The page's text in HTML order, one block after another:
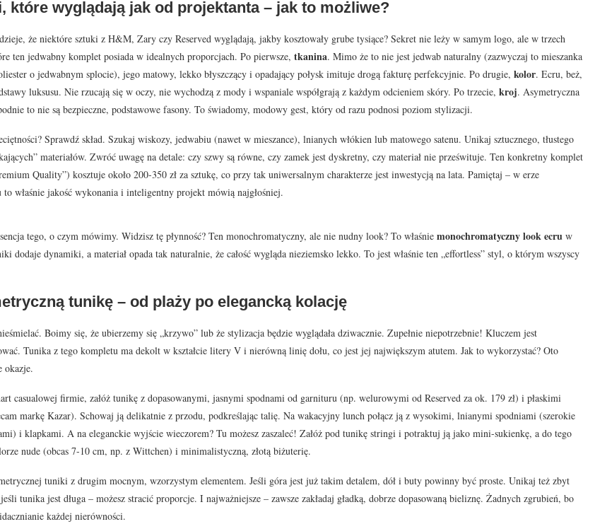
które wyglądają jak od projektanta – jak to możliwe?
że niektóre sztuki z H&M, Zary czy Reserved wyglądają, jakby kosztowały grube tysiące? Sekret nie leży w samym logo, ale w trzech
ten jedwabny komplet posiada w idealnych proporcjach. Po pierwsze, tkanina. Mimo że to nie jest jedwab naturalny (zazwyczaj to mieszanka
o jedwabnym splocie), jego matowy, lekko błyszczący i opadający połysk imituje drogą fakturę perfekcyjnie. Po drugie, kolor. Ecru, beż,
luksusu. Nie rzucają się w oczy, nie wychodzą z mody i wspaniale współgrają z każdym odcieniem skóry. Po trzecie, kroj. Asymetryczna
to nie są bezpieczne, podstawowe fasony. To świadomy, modowy gest, który od razu podnosi poziom stylizacji.
Sprawdź skład. Szukaj wiskozy, jedwabiu (nawet w mieszance), lnianych włókien lub matowego satenu. Unikaj sztucznego, tłustego
materiałów. Zwróć uwagę na detale: czy szwy są równe, czy zamek jest dyskretny, czy materiał nie prześwituje. Ten konkretny komplet
Quality”) kosztuje około 200-350 zł za sztukę, co przy tak uniwersalnym charakterze jest inwestycją na lata. Pamiętaj – w erze
to właśnie jakość wykonania i inteligentny projekt mówią najgłośniej.
tego, o czym mówimy. Widzisz tę płynność? Ten monochromatyczny, ale nie nudny look? To właśnie monochromatyczny look ecru w
dodaje dynamiki, a materiał opada tak naturalnie, że całość wygląda nieziemsko lekko. To jest właśnie ten „effortless” styl, o którym wszyscy
tunikę – od plaży po elegancką kolację
Boimy się, że ubierzemy się „krzywo” lub że stylizacja będzie wyglądała dziwacznie. Zupełnie niepotrzebnie! Kluczem jest
Tunika z tego kompletu ma dekolt w kształcie litery V i nierówną linię dołu, co jest jej największym atutem. Jak to wykorzystać? Oto
okazje.
casualowej firmie, załóż tunikę z dopasowanymi, jasnymi spodnami od garnituru (np. welurowymi od Reserved za ok. 179 zł) i płaskimi
markę Kazar). Schowaj ją delikatnie z przodu, podkreślając talię. Na wakacyjny lunch połącz ją z wysokimi, lnianymi spodniami (szerokie
i klapkami. A na eleganckie wyjście wieczorem? Tu możesz zaszaleć! Załóż pod tunikę stringi i potraktuj ją jako mini-sukienkę, a do tego
nude (obcas 7-10 cm, np. z Wittchen) i minimalistyczną, złotą biżuterię.
tuniki z drugim mocnym, wzorzystym elementem. Jeśli góra jest już takim detalem, dół i buty powinny być proste. Unikaj też zbyt
tunika jest długa – możesz stracić proporcje. I najważniejsze – zawsze zakładaj gładką, dobrze dopasowaną bieliznę. Żadnych zgrubień, bo
każdej nierówności.